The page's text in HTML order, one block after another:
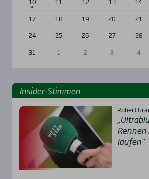
17
18 19 20 21
24
25 26 27 28
31
1 2 3 4
Insi­der-Stim­men
Robert
lau­fen“